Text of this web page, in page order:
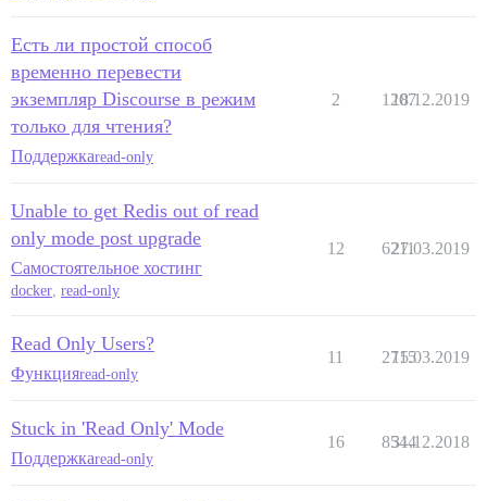
Есть ли простой способ
временно перевести
экземпляр Discourse в режим
только для чтения?
Поддержкаread-only
2 1207
18.12.2019
Unable to get Redis out of read
only mode post upgrade
Самостоятельное хостинг
docker, read-only
12 6211
27.03.2019
Read Only Users?
Функцияread-only
11 2715
15.03.2019
Stuck in 'Read Only' Mode
Поддержкаread-only
16 8544
31.12.2018